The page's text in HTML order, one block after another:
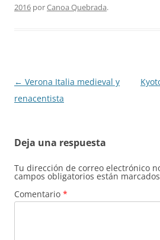
2016 porCanoa Quebrada.
Navegación
de
← Verona Italia medieval y
renacentista
Deja una respuesta
Tu dirección de correo electrónico
campos obligatorios están
Comentario *